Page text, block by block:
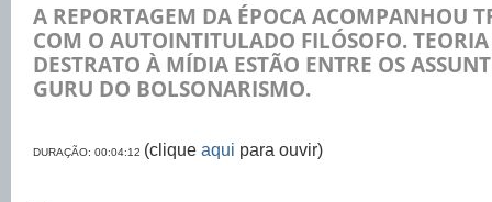
A REPORTAGEM DA ÉPOCA ACOMPANHOU
COM O AUTOINTITULADO FILÓSOFO.
DESTRATO À MÍDIA ESTÃO ENTRE OS
GURU DO BOLSONARISMO.
DURAÇÃO: 00:04:12 (clique aqui para ouvir)